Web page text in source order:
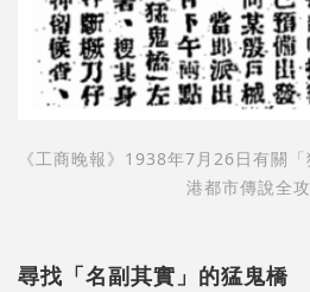
《工商晚報》1938年7月26日有關
港都市傳說全攻
尋找「名副其實」的猛鬼橋